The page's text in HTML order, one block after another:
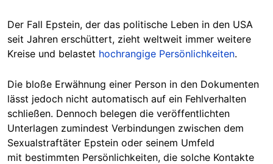
Der Fall Epstein, der das politische Leben in den USA
seit Jahren erschüttert, zieht weltweit immer weitere
Kreise und belastet hochrangige Persönlichkeiten.
Die bloße Erwähnung einer Person in den Dokumenten
lässt jedoch nicht automatisch auf ein Fehlverhalten
schließen. Dennoch belegen die veröffentlichten
Unterlagen zumindest Verbindungen zwischen dem
Sexualstraftäter Epstein oder seinem Umfeld
mit bestimmten Persönlichkeiten, die solche Kontakte